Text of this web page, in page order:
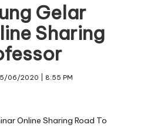
Gelar
Sharing
06/2020 | 8:55 PM